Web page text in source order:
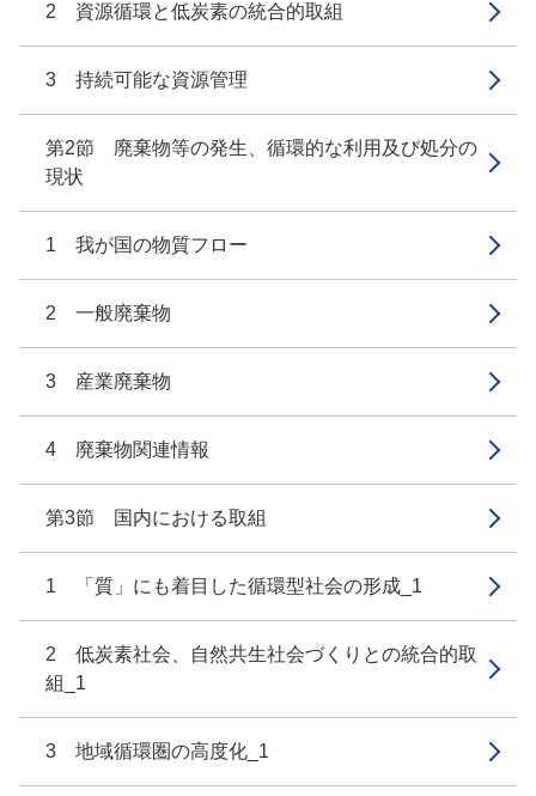
2 資源循環と低炭素の統合的取組
3 持続可能な資源管理
第2節 廃棄物等の発生、循環的な利用及び処分の
現状
1 我が国の物質フロー
2 一般廃棄物
3 産業廃棄物
4 廃棄物関連情報
第3節 国内における取組
1 「質」にも着目した循環型社会の形成_1
2 低炭素社会、自然共生社会づくりとの統合的取
組_1
3 地域循環圏の高度化_1